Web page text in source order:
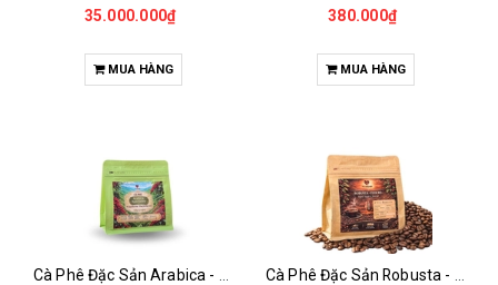
35.000.000₫
MUA HÀNG
380.000₫
MUA HÀNG